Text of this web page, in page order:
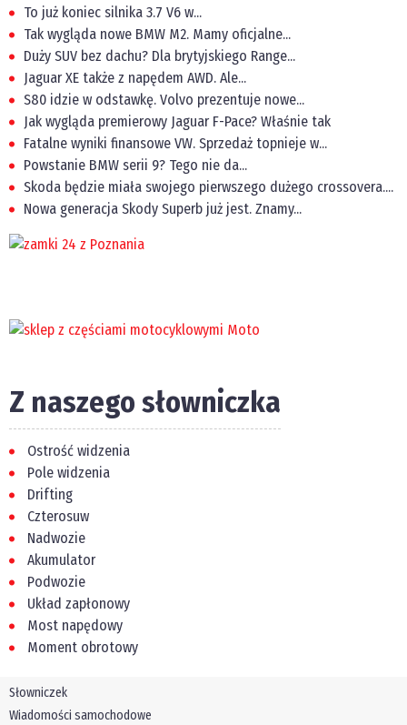
To już koniec silnika 3.7 V6 w...
Tak wygląda nowe BMW M2. Mamy oficjalne...
Duży SUV bez dachu? Dla brytyjskiego Range...
Jaguar XE także z napędem AWD. Ale...
S80 idzie w odstawkę. Volvo prezentuje nowe...
Jak wygląda premierowy Jaguar F-Pace? Właśnie tak
Fatalne wyniki finansowe VW. Sprzedaż topnieje w...
Powstanie BMW serii 9? Tego nie da...
Skoda będzie miała swojego pierwszego dużego crossovera....
Nowa generacja Skody Superb już jest. Znamy...
Z naszego słowniczka
Ostrość widzenia
Pole widzenia
Drifting
Czterosuw
Nadwozie
Akumulator
Podwozie
Układ zapłonowy
Most napędowy
Moment obrotowy
Słowniczek
Wiadomości samochodowe